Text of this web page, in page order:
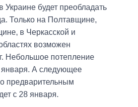
Украине будет преобладать
Только на Полтавщине,
в Черкасской и
возможен
Небольшое потепление
января. А следующее
предварительным
с 28 января.